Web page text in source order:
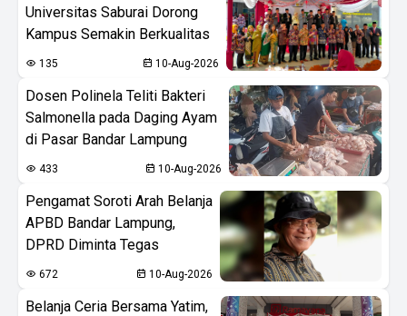
Universitas Saburai Dorong
Kampus Semakin Berkualitas
135 10-Aug-2026
Dosen Polinela Teliti Bakteri
Salmonella pada Daging Ayam
di Pasar Bandar Lampung
433 10-Aug-2026
Pengamat Soroti Arah Belanja
APBD Bandar Lampung,
DPRD Diminta Tegas
672 10-Aug-2026
Belanja Ceria Bersama Yatim,